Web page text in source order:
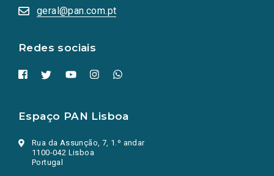
geral@pan.com.pt
Redes sociais
numa
nova
Espaço PAN Lisboa
Rua da Assunção, 7, 1.º andar
1100-042 Lisboa
Portugal